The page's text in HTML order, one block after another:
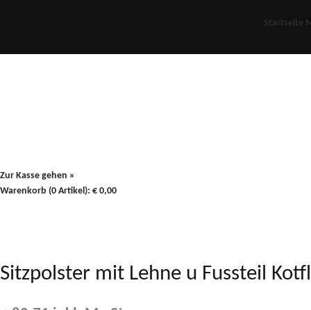
Startseite
Zur Kasse gehen »
Warenkorb (0 Artikel): € 0,00
Sitzpolster mit Lehne u Fussteil